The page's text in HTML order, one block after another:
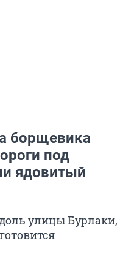
борщевика
под
ядовитый
улицы Бурлаки,